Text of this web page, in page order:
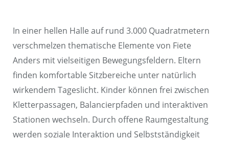
In einer hellen Halle auf rund 3.000 Quadratmetern
verschmelzen thematische Elemente von Fiete
Anders mit vielseitigen Bewegungsfeldern. Eltern
finden komfortable Sitzbereiche unter natürlich
wirkendem Tageslicht. Kinder können frei zwischen
Kletterpassagen, Balancierpfaden und interaktiven
Stationen wechseln. Durch offene Raumgestaltung
werden soziale Interaktion und Selbstständigkeit